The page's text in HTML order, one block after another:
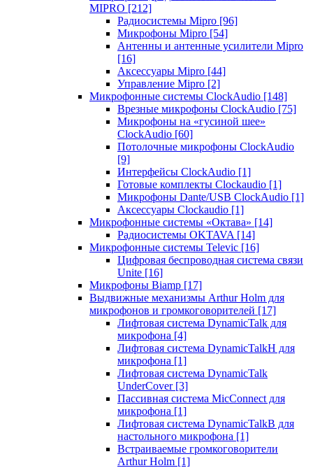
MIPRO [212]
Радиосистемы Mipro [96]
Микрофоны Mipro [54]
Антенны и антенные усилители Mipro
[16]
Аксессуары Mipro [44]
Управление Mipro [2]
Микрофонные системы ClockAudio [148]
Врезные микрофоны ClockAudio [75]
Микрофоны на «гусиной шее»
ClockAudio [60]
Потолочные микрофоны ClockAudio
[9]
Интерфейсы ClockAudio [1]
Готовые комплекты Clockaudio [1]
Микрофоны Dante/USB ClockAudio [1]
Аксессуары Clockaudio [1]
Микрофонные системы «Октава» [14]
Радиосистемы OKTAVA [14]
Микрофонные системы Televic [16]
Цифровая беспроводная система связи
Unite [16]
Микрофоны Biamp [17]
Выдвижные механизмы Arthur Holm для
микрофонов и громкоговорителей [17]
Лифтовая система DynamicTalk для
микрофона [4]
Лифтовая система DynamicTalkH для
микрофона [1]
Лифтовая система DynamicTalk
UnderCover [3]
Пассивная система MicConnect для
микрофона [1]
Лифтовая система DynamicTalkB для
настольного микрофона [1]
Встраиваемые громкоговорители
Arthur Holm [1]